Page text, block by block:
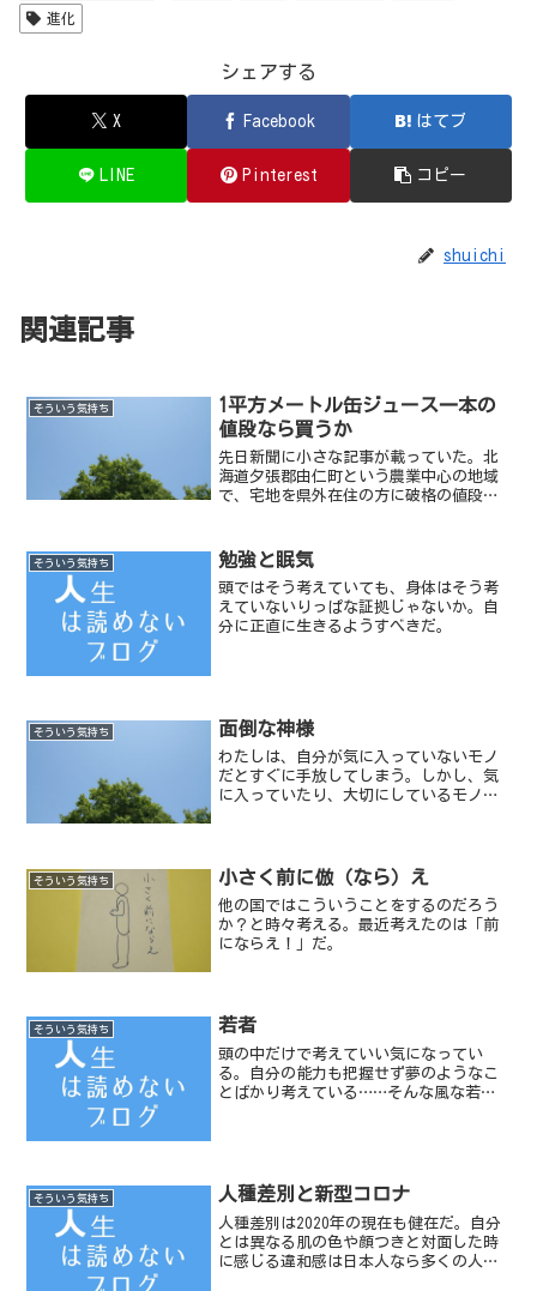
進化
シェアする
X Facebook はてブ
LINE Pinterest コピー
shuichi
関連記事
そういう気持ち
1平方メートル缶ジュース一本の
値段なら買うか
先日新聞に小さな記事が載っていた。北
海道夕張郡由仁町という農業中心の地域
で、宅地を県外在住の方に破格の値段で
11日 木】
そういう気持ち 勉強と眠気
頭ではそう考えていても、身体はそう考
えていないりっぱな証拠じゃないか。自
分に正直に生きるようすべきだ。
そういう気持ち 面倒な神様
わたしは、自分が気に入っていないモノ
だとすぐに手放してしまう。しかし、気
に入っていたり、大切にしているモノだ
そういう気持ち 小さく前に倣（なら）え
他の国ではこういうことをするのだろう
か？と時々考える。最近考えたのは「前
にならえ！」だ。
そういう気持ち 若者
頭の中だけで考えていい気になってい
る。自分の能力も把握せず夢のようなこ
とばかり考えている……そんな風な若者
そういう気持ち 人種差別と新型コロナ
人種差別は2020年の現在も健在だ。自分
とは異なる肌の色や顔つきと対面した時
に感じる違和感は日本人なら多くの人が